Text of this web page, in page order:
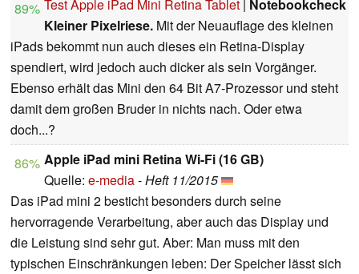
89% Test Apple iPad Mini Retina Tablet | Notebookcheck
Kleiner Pixelriese. Mit der Neuauflage des kleinen
iPads bekommt nun auch dieses ein Retina-Display
spendiert, wird jedoch auch dicker als sein Vorgänger.
Ebenso erhält das Mini den 64 Bit A7-Prozessor und steht
damit dem großen Bruder in nichts nach. Oder etwa
doch...?
86% Apple iPad mini Retina Wi-Fi (16 GB)
Quelle: e-media-Heft 11/2015
Das iPad mini 2 besticht besonders durch seine
hervorragende Verarbeitung, aber auch das Display und
die Leistung sind sehr gut. Aber: Man muss mit den
typischen Einschränkungen leben: Der Speicher lässt sich